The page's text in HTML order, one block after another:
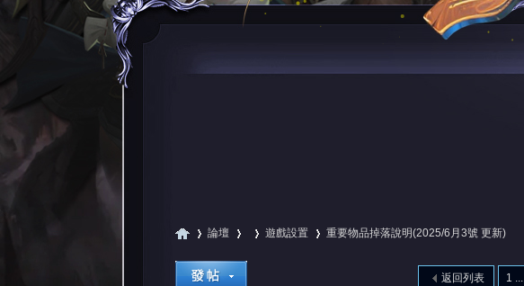
論壇 遊戲設置 重要物品掉落說明(2025/6月3號 更新)
1 ...
返回列表